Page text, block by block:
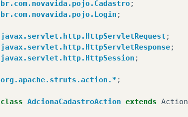
br.com.novavida.pojo.Cadastro;
br.com.novavida.pojo.Login ;
javax.servlet.http.HttpServletRequest ;
javax.servlet.http.HttpServletResponse;
javax.servlet.http.HttpSession ;
org.apache.struts.action.* ;
class AdcionaCadastroAction extends Action